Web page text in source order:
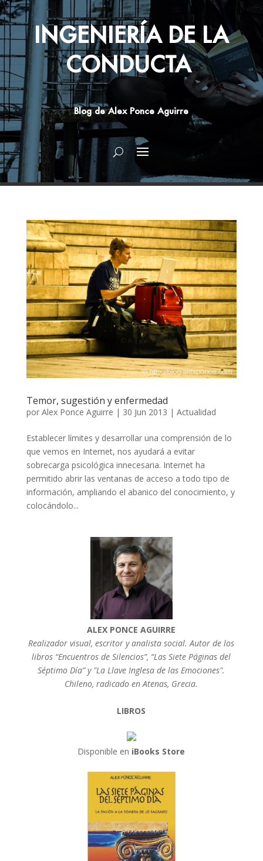
INGENIERÍA DE LA
CONDUCTA
Blog de Alex Ponce Aguirre
Temor, sugestión y enfermedad
por Alex Ponce Aguirre | 30 Jun 2013 | Actualidad
Establecer límites y desarrollar una comprensión de lo
que vemos en Internet, nos ayudará a evitar
sobrecarga psicológica innecesaria. Internet ha
permitido abrir las ventanas de acceso a todo tipo de
información, ampliando el abanico del conocimiento, y
colocándolo...
ALEX PONCE AGUIRRE
Realizador visual, escritor y analista social. Autor de los
libros “Encuentros de Silencios”, “Las Siete Páginas del
Séptimo Día” y "La Llave Inglesa de las Emociones".
Chileno, radicado en Atenas, Grecia.
LIBROS
Disponible en iBooks Store